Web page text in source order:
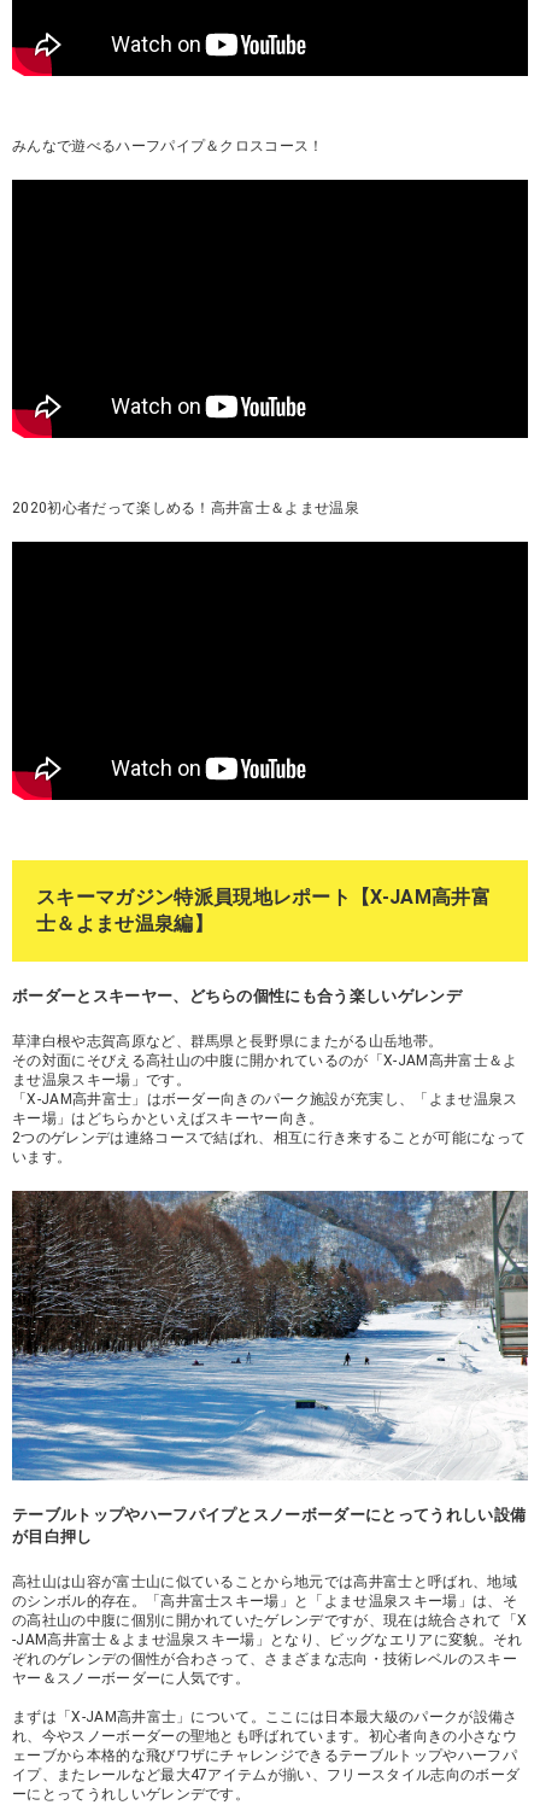
みんなで遊べるハーフパイプ＆クロスコース！
2020初心者だって楽しめる！高井富士＆よませ温泉
スキーマガジン特派員現地レポート【X-JAM高井富
士＆よませ温泉編】
ボーダーとスキーヤー、どちらの個性にも合う楽しいゲレンデ
草津白根や志賀高原など、群馬県と長野県にまたがる山岳地帯。
その対面にそびえる高社山の中腹に開かれているのが「X-JAM高井富士＆よ
ませ温泉スキー場」です。
「X-JAM高井富士」はボーダー向きのパーク施設が充実し、「よませ温泉ス
キー場」はどちらかといえばスキーヤー向き。
2つのゲレンデは連絡コースで結ばれ、相互に行き来することが可能になって
います。
テーブルトップやハーフパイプとスノーボーダーにとってうれしい設備
が目白押し
高社山は山容が富士山に似ていることから地元では高井富士と呼ばれ、地域
のシンボル的存在。「高井富士スキー場」と「よませ温泉スキー場」は、そ
の高社山の中腹に個別に開かれていたゲレンデですが、現在は統合されて「X
-JAM高井富士＆よませ温泉スキー場」となり、ビッグなエリアに変貌。それ
ぞれのゲレンデの個性が合わさって、さまざまな志向・技術レベルのスキー
ヤー＆スノーボーダーに人気です。
まずは「X-JAM高井富士」について。ここには日本最大級のパークが設備さ
れ、今やスノーボーダーの聖地とも呼ばれています。初心者向きの小さなウ
ェーブから本格的な飛びワザにチャレンジできるテーブルトップやハーフパ
イプ、またレールなど最大47アイテムが揃い、フリースタイル志向のボーダ
ーにとってうれしいゲレンデです。